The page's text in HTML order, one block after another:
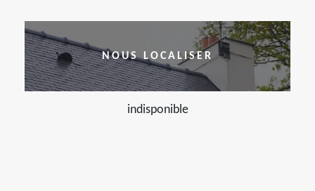
NOUS LOCALISER
indisponible